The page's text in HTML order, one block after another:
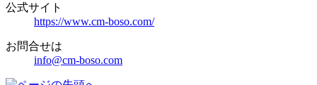
公式サイト
https://www.cm-boso.com/
お問合せは
info@cm-boso.com